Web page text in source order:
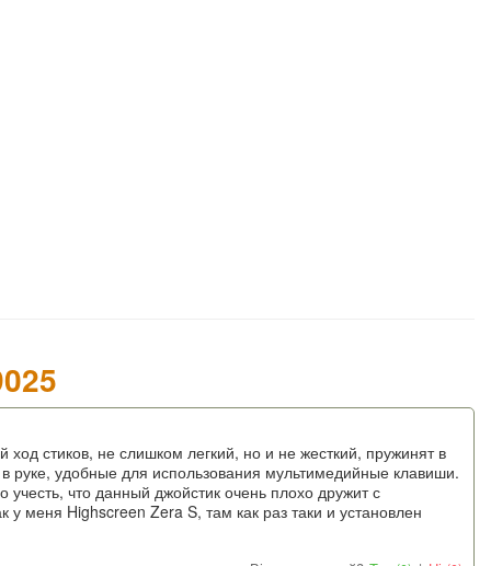
стиков, не слишком легкий, но и не жесткий, пружинят в
руке, удобные для использования мультимедийные клавиши.
что данный джойстик очень плохо дружит с
меня Highscreen Zera S, там как раз таки и установлен